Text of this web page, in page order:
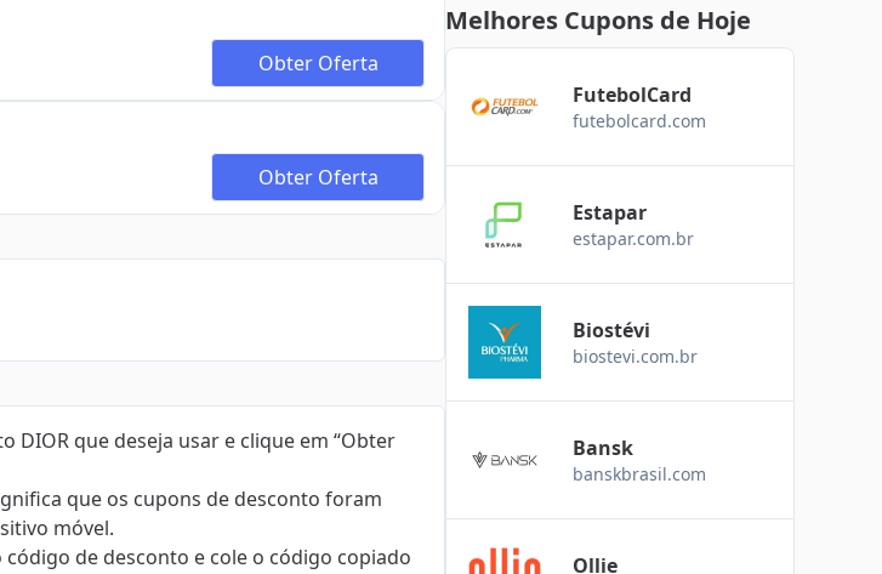
Obter Oferta
Obter Oferta
que deseja usar e clique em “Obter
que os cupons de desconto foram
móvel.
de desconto e cole o código copiado
Melhores Cupons de Hoje
FutebolCard
futebolcard.com
Estapar
estapar.com.br
Biostévi
biostevi.com.br
Bansk
banskbrasil.com
Ollie